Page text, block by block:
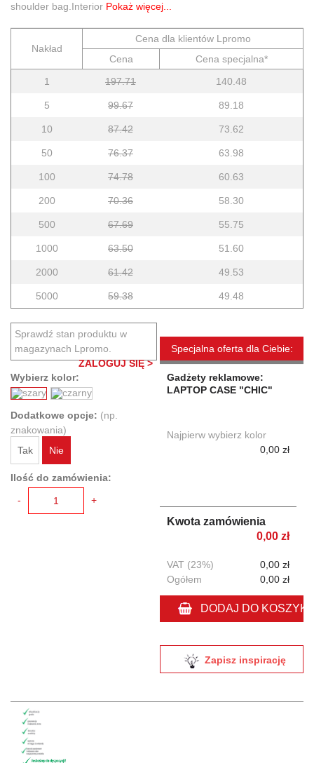
shoulder bag.Interior Pokaż więcej...
Nakład
Cena dla klientów Lpromo
Cena
Cena specjalna*
1
197.71 140.48
5 99.67 89.18
10 87.42 73.62
50 76.37 63.98
100 74.78 60.63
200 70.36 58.30
500 67.69 55.75
1000 63.50 51.60
2000 61.42 49.53
5000 59.38 49.48
Sprawdź stan produktu w
magazynach Lpromo.
ZALOGUJ SIĘ >
Wybierz kolor:
Dodatkowe opcje: (np.
znakowania)
Tak
Nie
Ilość do zamówienia:
-
+
Specjalna oferta dla Ciebie:
Gadżety reklamowe:
LAPTOP CASE "CHIC"
Najpierw wybierz kolor
0,00 zł
Kwota zamówienia
0,00 zł
VAT (23%)
0,00 zł
Ogółem
0,00 zł
DODAJ DO
Zapisz inspirację